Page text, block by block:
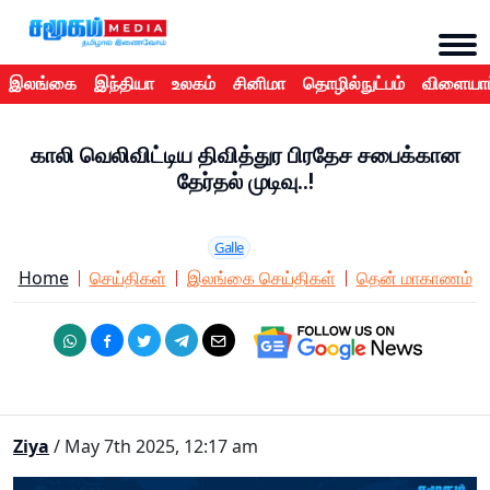
இலங்கை இந்தியா உலகம் சினிமா தொழில்நுட்பம்
காலி வெலிவிட்டிய திவித்துர பிரதேச சபைக்கான
தேர்தல் முடிவு..!
Galle
Home செய்திகள் இலங்கை செய்திகள் தென் மாகாணம்
Ziya / May 7th 2025, 12:17 am